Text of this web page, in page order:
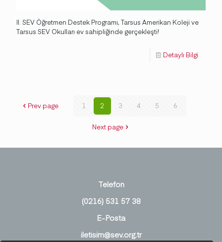
II. SEV Öğretmen Destek Programı, Tarsus Amerikan Koleji ve
Tarsus SEV Okulları ev sahipliğinde gerçekleşti!
Detaylı Bilgi
Prev page 1 2 3 4 5 6
Next page
Telefon
(0216) 531 57 38
E-Posta
iletisim@sev.org.tr